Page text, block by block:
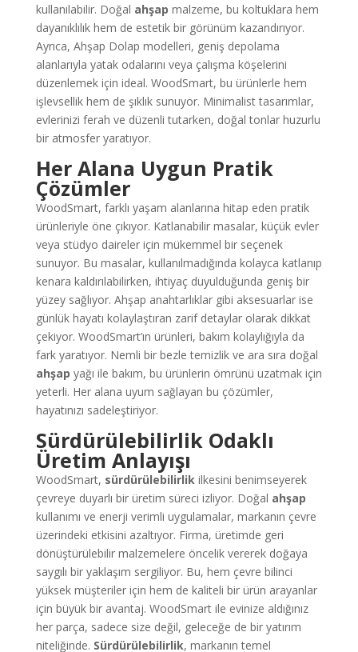
kullanılabilir. Doğal ahşap malzeme, bu koltuklara hem
dayanıklılık hem de estetik bir görünüm kazandırıyor.
Ayrıca, Ahşap Dolap modelleri, geniş depolama
alanlarıyla yatak odalarını veya çalışma köşelerini
düzenlemek için ideal. WoodSmart, bu ürünlerle hem
işlevsellik hem de şıklık sunuyor. Minimalist tasarımlar,
evlerinizi ferah ve düzenli tutarken, doğal tonlar huzurlu
bir atmosfer yaratıyor.
Her Alana Uygun Pratik
Çözümler
WoodSmart, farklı yaşam alanlarına hitap eden pratik
ürünleriyle öne çıkıyor. Katlanabilir masalar, küçük evler
veya stüdyo daireler için mükemmel bir seçenek
sunuyor. Bu masalar, kullanılmadığında kolayca katlanıp
kenara kaldırılabilirken, ihtiyaç duyulduğunda geniş bir
yüzey sağlıyor. Ahşap anahtarlıklar gibi aksesuarlar ise
günlük hayatı kolaylaştıran zarif detaylar olarak dikkat
çekiyor. WoodSmart’ın ürünleri, bakım kolaylığıyla da
fark yaratıyor. Nemli bir bezle temizlik ve ara sıra doğal
ahşap yağı ile bakım, bu ürünlerin ömrünü uzatmak için
yeterli. Her alana uyum sağlayan bu çözümler,
hayatınızı sadeleştiriyor.
Sürdürülebilirlik Odaklı
Üretim Anlayışı
WoodSmart, sürdürülebilirlik ilkesini benimseyerek
çevreye duyarlı bir üretim süreci izliyor. Doğal ahşap
kullanımı ve enerji verimli uygulamalar, markanın çevre
üzerindeki etkisini azaltıyor. Firma, üretimde geri
dönüştürülebilir malzemelere öncelik vererek doğaya
saygılı bir yaklaşım sergiliyor. Bu, hem çevre bilinci
yüksek müşteriler için hem de kaliteli bir ürün arayanlar
için büyük bir avantaj. WoodSmart ile evinize aldığınız
her parça, sadece size değil, geleceğe de bir yatırım
niteliğinde. Sürdürülebilirlik, markanın temel